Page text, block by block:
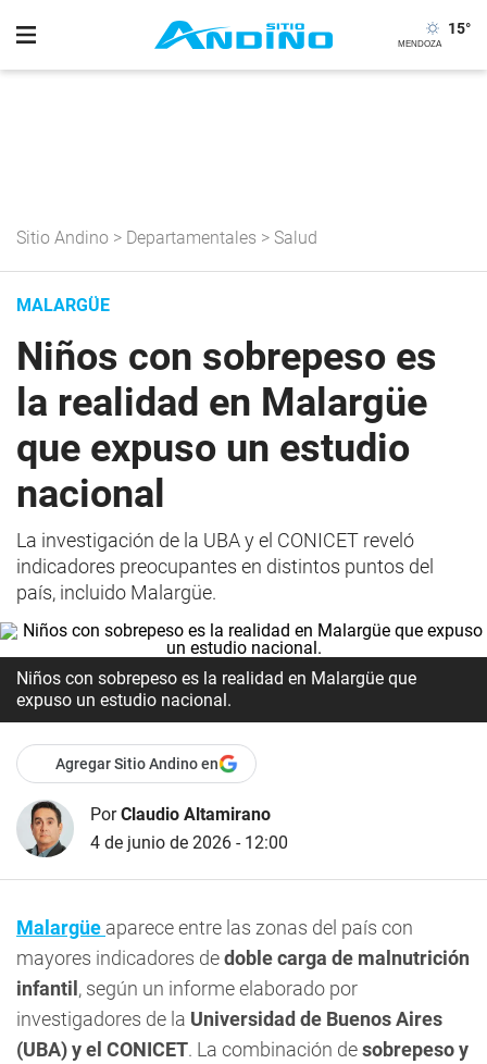
15°
Sitio Andino > Departamentales > Salud
MALARGÜE
Niños con sobrepeso es
la realidad en Malargüe
que expuso un estudio
nacional
La investigación de la UBA y el CONICET reveló
indicadores preocupantes en distintos puntos del
país, incluido Malargüe.
Niños con sobrepeso es la realidad en Malargüe que
expuso un estudio nacional.
Agregar Sitio Andino en
PorClaudio Altamirano
4 de junio de 2026 - 12:00
Malargüe aparece entre las zonas del país con
mayores indicadores dedoble carga de malnutrición
infantil , según un informe elaborado por
investigadores de la Universidad de Buenos Aires
(UBA) y el CONICET. La combinación desobrepeso y